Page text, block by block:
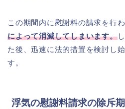
この期間内に慰謝料の請求を行わ
によって消滅してしまいます。
た後、迅速に法的措置を検討し
す。
浮気の慰謝料請求の除斥